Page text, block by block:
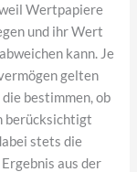
Wertpapiere
und ihr Wert
kann. Je
gelten
bestimmen, ob
berücksichtigt
stets die
aus der